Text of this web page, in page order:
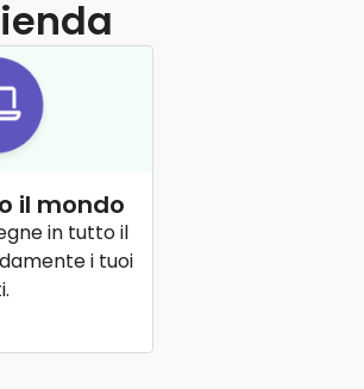
il mondo
in tutto il
i tuoi